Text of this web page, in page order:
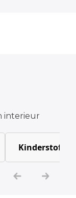
interieur
Kinderstoffen